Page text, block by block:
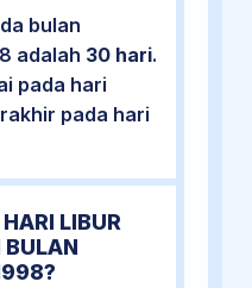
bulan
adalah 30 hari.
pada hari
pada hari
LIBUR
BULAN